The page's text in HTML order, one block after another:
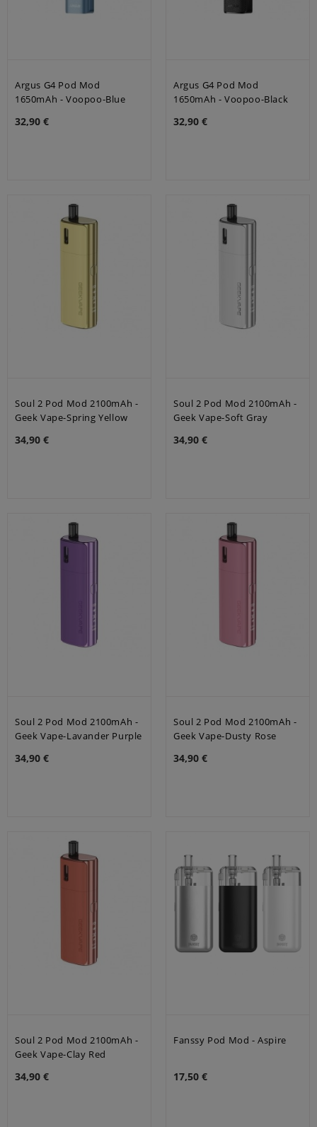
Argus G4 Pod Mod
1650mAh - Voopoo-Blue
32,90 €
Argus G4 Pod Mod
1650mAh - Voopoo-Black
32,90 €
Soul 2 Pod Mod 2100mAh -
Geek Vape-Spring Yellow
34,90 €
Soul 2 Pod Mod 2100mAh -
Geek Vape-Soft Gray
34,90 €
Soul 2 Pod Mod 2100mAh -
Geek Vape-Lavander Purple
34,90 €
Soul 2 Pod Mod 2100mAh -
Geek Vape-Dusty Rose
34,90 €
Soul 2 Pod Mod 2100mAh -
Geek Vape-Clay Red
34,90 €
Fanssy Pod Mod - Aspire
17,50 €